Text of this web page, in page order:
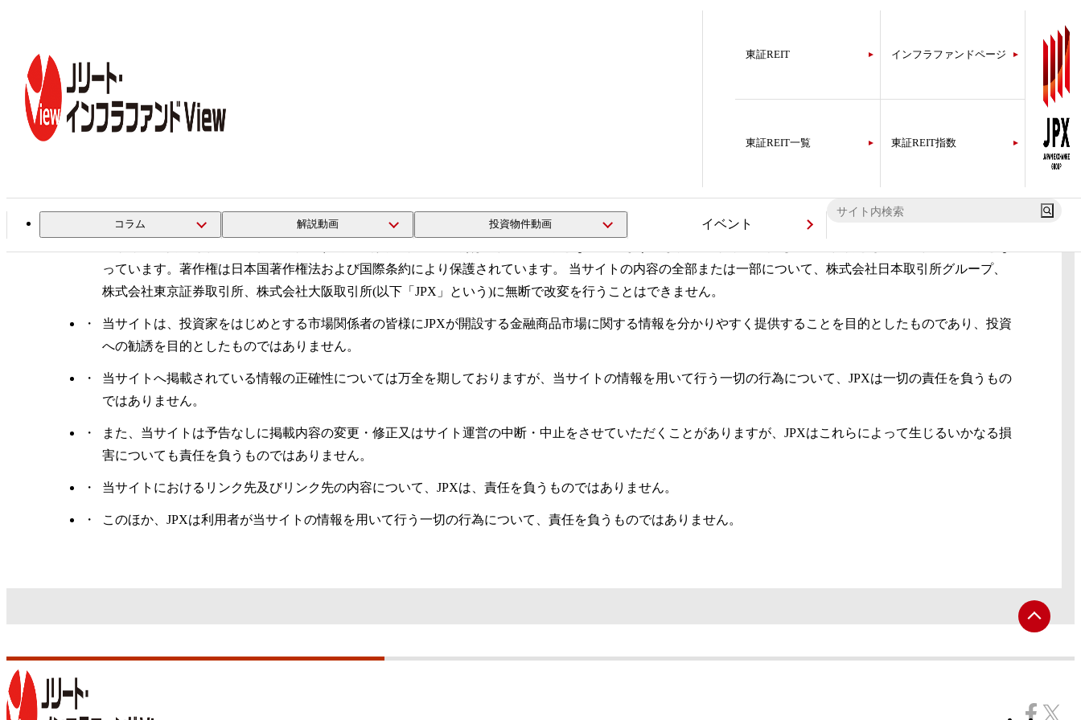
東証REIT インフラファンドページ
東証REIT一覧 東証REIT指数
コラム 解説動画 投資物件動画 イベント
サイトのご利用上の注意と免責事項
免責事項・著作権等について
っています。著作権は日本国著作権法および国際条約により保護されています。 当サイトの内容の全部または一部について、株式会社日本取引所グループ、
株式会社東京証券取引所、株式会社大阪取引所(以下「JPX」という)に無断で改変を行うことはできません。
当サイトは、投資家をはじめとする市場関係者の皆様にJPXが開設する金融商品市場に関する情報を分かりやすく提供することを目的としたものであり、投資
への勧誘を目的としたものではありません。
当サイトへ掲載されている情報の正確性については万全を期しておりますが、当サイトの情報を用いて行う一切の行為について、JPXは一切の責任を負うもの
ではありません。
また、当サイトは予告なしに掲載内容の変更・修正又はサイト運営の中断・中止をさせていただくことがありますが、JPXはこれらによって生じるいかなる損
害についても責任を負うものではありません。
当サイトにおけるリンク先及びリンク先の内容について、JPXは、責任を負うものではありません。
このほか、JPXは利用者が当サイトの情報を用いて行う一切の行為について、責任を負うものではありません。
ペ
ー
ト
へ